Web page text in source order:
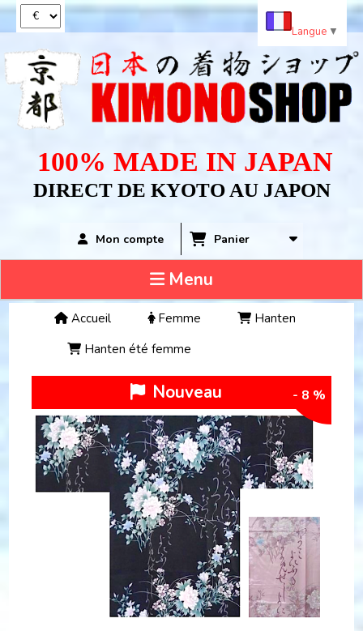
100% MADE IN JAPAN
DIRECT DE KYOTO AU JAPON
Mon compte Panier
Menu
Accueil Femme
Hanten
Hanten été femme
Hanten Kono Komachi polyester femme "Made
in Japan"
Nouveau - 8 %
Langue ▼
Panneau de gestion des cookies